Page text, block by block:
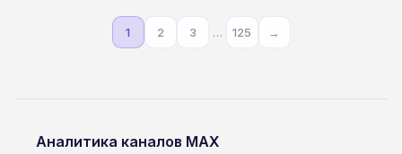
1 2 3 … 125 →
Аналитика каналов MAX